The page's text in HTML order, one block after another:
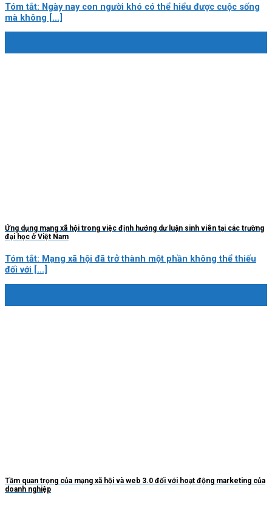
Tóm tắt: Ngày nay con người khó có thể hiểu được cuộc sống
mà không [...]
Ứng dụng mạng xã hội trong việc định hướng dư luận sinh viên tại các trường
đại học ở Việt Nam
Tóm tắt: Mạng xã hội đã trở thành một phần không thể thiếu
đối với [...]
Tầm quan trọng của mạng xã hội và web 3.0 đối với hoạt động marketing của
doanh nghiệp